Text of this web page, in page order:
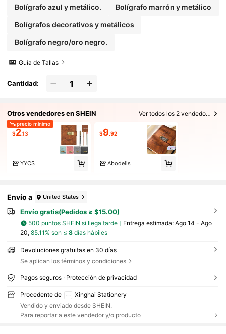
Bolígrafo azul y metálico. Bolígrafo marrón y metálico
Bolígrafos decorativos y metálicos
Bolígrafo negro/oro negro.
Guía de Tallas
Cantidad:
Otros vendedores en SHEIN Ver todos los 2 vendedores
precio mínimo
$2.13
YYCS
$9.92
Abodelis
Envío a United States
Envío gratis(Pedidos ≥ $15.00)
500 puntos SHEIN si llega tarde Entrega estimada: Ago 14 - Ago
20, 85.11% son ≤ 8días hábiles
Devoluciones gratuitas en 30 días
Se aplican los términos y condiciones
Pagos seguros · Protección de privacidad
Procedente de
Xinghai Stationery
Vendido y enviado desde SHEIN.
Para reportar a este vendedor y/o producto